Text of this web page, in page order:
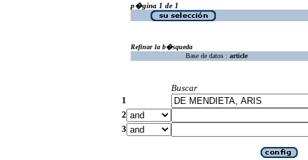
p�gina 1 de 1
Refinar la b�squeda
Base de datos : article
Buscar
1
2
3